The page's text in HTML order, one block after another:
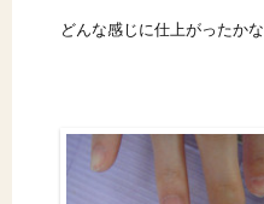
どんな感じに仕上がったかな